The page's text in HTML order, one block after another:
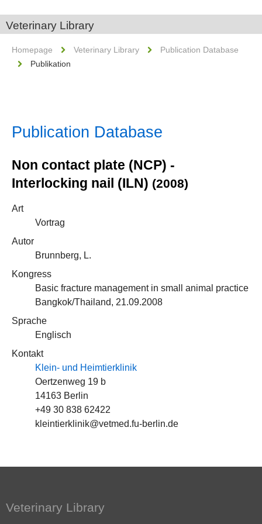
Veterinary Library
Homepage Veterinary Library
Publication Database
Publikation
Publication Database
Non contact plate (NCP) -
Interlocking nail (ILN) (2008)
Art
Vortrag
Autor
Brunnberg, L.
Kongress
Basic fracture management in small animal practice
Bangkok/Thailand, 21.09.2008
Sprache
Englisch
Kontakt
Klein- und Heimtierklinik
Oertzenweg 19 b
14163 Berlin
+49 30 838 62422
kleintierklinik@vetmed.fu-berlin.de
Veterinary Library